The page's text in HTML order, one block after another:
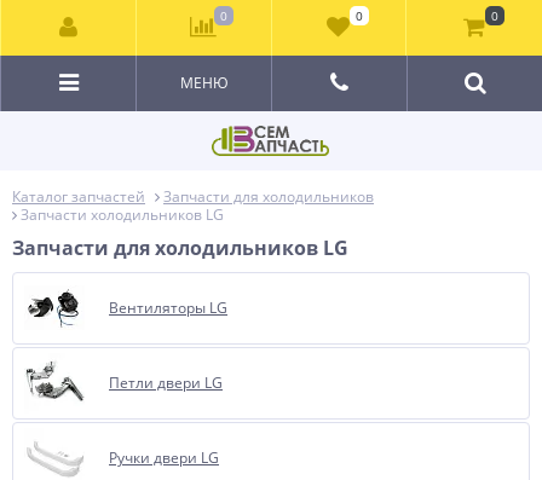
МЕНЮ
Каталог запчастей
Запчасти для холодильников
Запчасти холодильников LG
Запчасти для холодильников LG
Вентиляторы LG
Петли двери LG
Ручки двери LG
0 0 0